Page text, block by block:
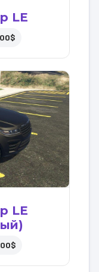
LE
LE